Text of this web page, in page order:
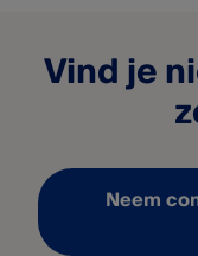
Vind je
Neem